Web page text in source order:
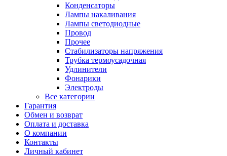
Конденсаторы
Лампы накаливания
Лампы светодиодные
Провод
Прочее
Стабилизаторы напряжения
Трубка термоусадочная
Удлинители
Фонарики
Электроды
Все категории
Гарантия
Обмен и возврат
Оплата и доставка
О компании
Контакты
Личный кабинет